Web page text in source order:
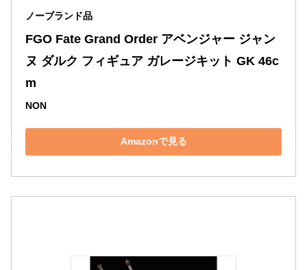
ノーブランド品
FGO Fate Grand Order アベンジャー ジャン
ヌ ダルク フィギュア ガレージキット GK 46c
m
NON
Amazonで見る